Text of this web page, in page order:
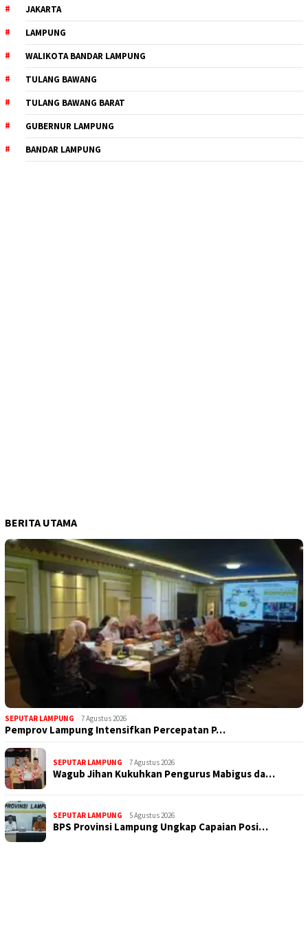
JAKARTA
LAMPUNG
WALIKOTA BANDAR LAMPUNG
TULANG BAWANG
TULANG BAWANG BARAT
GUBERNUR LAMPUNG
BANDAR LAMPUNG
BERITA UTAMA
SEPUTAR LAMPUNG 7 Agustus 2026
Pemprov Lampung Intensifkan Percepatan P…
SEPUTAR LAMPUNG 7 Agustus 2026
Wagub Jihan Kukuhkan Pengurus Mabigus da…
SEPUTAR LAMPUNG 5 Agustus 2026
BPS Provinsi Lampung Ungkap Capaian Posi…